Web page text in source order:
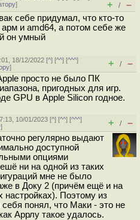
] + / –
себе придумал, что кто-то
арм и amd64, а потом себе же
он умный
18/12/2022 [^] [^^] [^^^]
] + / –
просто не было ПК
пригодных для игр.
GPU в Apple Silicon годное.
10/01/2023 [^] [^^] [^^^]
] + / –
регулярно выдают
доступной
опциями
ни на одной из таких
мне не было
в Доку 2 (причём ещё и на
настройках). Поэтому из
понял, что Маки - это не
Аррлу такое удалось.